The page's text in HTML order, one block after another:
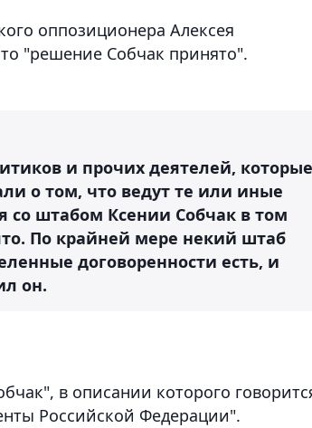
оппозиционера Алексея
"решение Собчак принято".
и прочих деятелей, которые
о том, что ведут те или иные
со штабом Ксении Собчак в том
По крайней мере некий штаб
договоренности есть, и
он.
в описании которого
Российской Федерации".